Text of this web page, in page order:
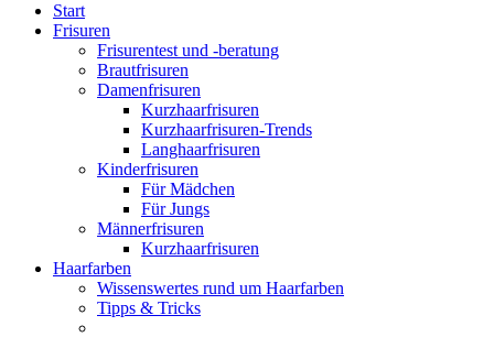
Start
Frisuren
Frisurentest und -beratung
Brautfrisuren
Damenfrisuren
Kurzhaarfrisuren
Kurzhaarfrisuren-Trends
Langhaarfrisuren
Kinderfrisuren
Für Mädchen
Für Jungs
Männerfrisuren
Kurzhaarfrisuren
Haarfarben
Wissenswertes rund um Haarfarben
Tipps & Tricks